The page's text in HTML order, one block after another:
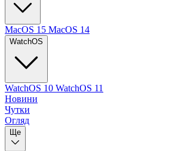
MacOS 15 MacOS 14
WatchOS
WatchOS 10 WatchOS 11
Новини
Чутки
Огляд
Ще